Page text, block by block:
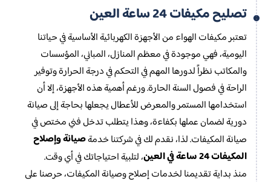
تصليح مكيفات 24 ساعة العين
تعتبر مكيفات الهواء من الأجهزة الكهربائية الأساسية في حياتنا
اليومية، فهي موجودة في معظم المنازل، المباني، المؤسسات
والمكاتب نظراً لدورها المهم في التحكم في درجة الحرارة وتوفير
الراحة في فصول السنة الحارة. ورغم أهمية هذه الأجهزة، إلا أن
استخدامها المستمر والمعرض للأعطال يجعلها بحاجة إلى صيانة
دورية لضمان عملها بكفاءة، وهذا يتطلب تدخل فني مختص في
صيانة المكيفات. لذا، نقدم لك في شركتنا خدمةصيانة وإصلاح
المكيفات 24 ساعة في العين
، لتلبية احتياجاتك في أي وقت.
منذ بداية تقديمنا لخدمات إصلاح وصيانة المكيفات، حرصنا على